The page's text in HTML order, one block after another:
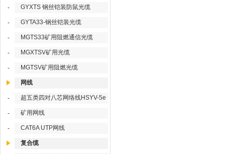
- GYXTS 钢丝铠装防鼠光缆
- GYTA33-钢丝铠装光缆
- MGTS33矿用阻燃通信光缆
- MGXTSV矿用光缆
- MGTSV矿用阻燃光缆
网线
- 超五类四对八芯网络线HSYV-5e
- 矿用网线
- CAT6A UTP网线
复合缆